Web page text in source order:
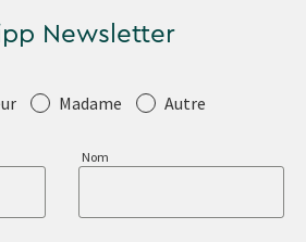
Newsletter
Madame Autre
Nom